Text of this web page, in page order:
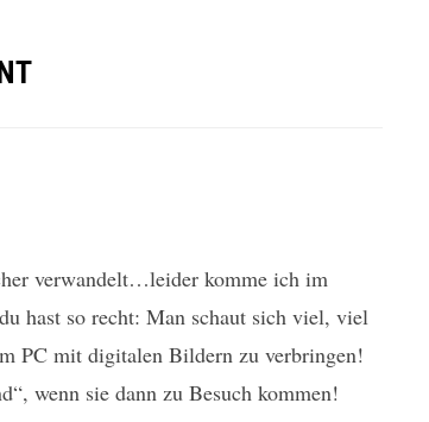
verwandelt…leider komme ich im
hast so recht: Man schaut sich viel, viel
PC mit digitalen Bildern zu verbringen!
wenn sie dann zu Besuch kommen!